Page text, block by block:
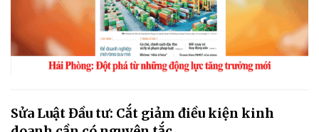
Sửa Luật Đầu tư: Cắt giảm điều kiện kinh